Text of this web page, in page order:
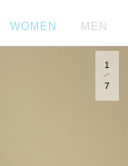
WOMEN MEN
1
7